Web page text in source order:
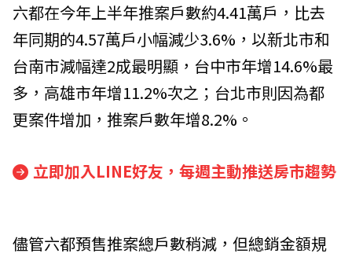
六都在今年上半年推案戶數約4.41萬戶，比去
年同期的4.57萬戶小幅減少3.6%，以新北市和
台南市減幅達2成最明顯，台中市年增14.6%最
多，高雄市年增11.2%次之；台北市則因為都
更案件增加，推案戶數年增8.2%。
立即加入LINE好友，每週主動推送房市趨勢
儘管六都預售推案總戶數稍減，但總銷金額規